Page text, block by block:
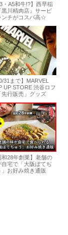
・A5和牛!?】西早稲
黒川精肉店』サービ
ンチがコスパ高☆
31まで】MARVEL
UP STORE 渋谷ロフ
先行販売」グッズ
和28年創業】老舗の
自宅で「大阪ぼてぢ
」お好み焼き通販